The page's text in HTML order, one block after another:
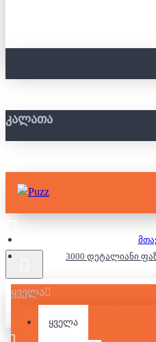
ᲙᲐᲚᲐᲗᲐ
ყველა
ყველა
3000 დეტალიანი
3000